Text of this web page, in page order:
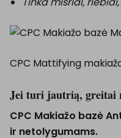
CPC Mattifying
Jei turi jautrią, greitai
CPC Makiažo bazė
ir netolygumams.